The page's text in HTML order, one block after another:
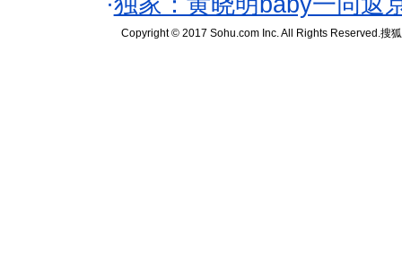
Copyright © 2017 Sohu.com Inc. All Rights Reserved.搜